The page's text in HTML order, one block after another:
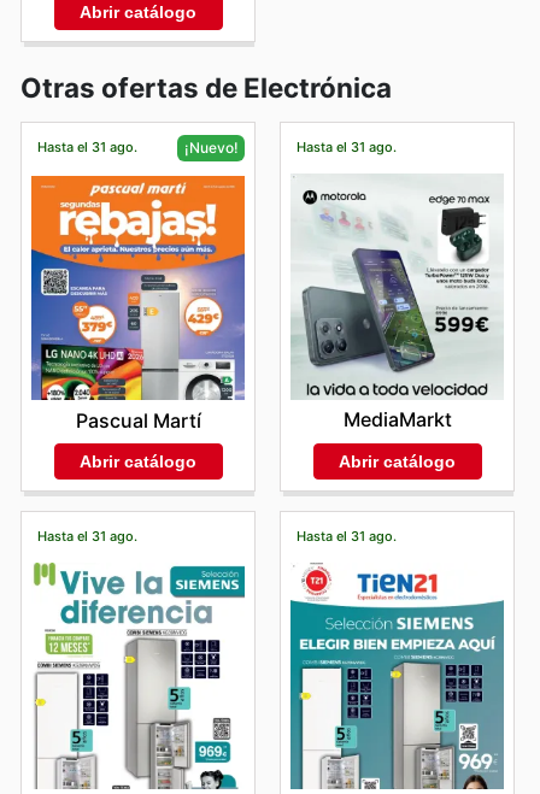
Abrir catálogo
Otras ofertas de Electrónica
Hasta el 31 ago. ¡Nuevo!
Pascual Martí
Abrir catálogo
Hasta el 31 ago.
MediaMarkt
Abrir catálogo
Hasta el 31 ago. Hasta el 31 ago.